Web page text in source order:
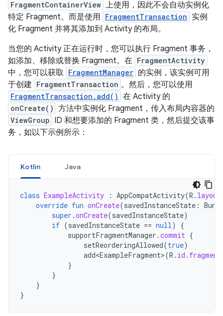
FragmentContainerView 上使用，因此不会自动实例化
特定 Fragment。而是使用 FragmentTransaction 实例
化 Fragment 并将其添加到 Activity 的布局。
当您的 Activity 正在运行时，您可以执行 Fragment 事务，
如添加、移除或替换 Fragment。在 FragmentActivity
中，您可以获取 FragmentManager 的实例，该实例可用
于创建 FragmentTransaction 。然后，您可以使用
FragmentTransaction.add() 在 Activity 的
onCreate() 方法中实例化 Fragment，传入布局内容器的
ViewGroup ID 和想要添加的 Fragment 类，然后提交该事
务，如以下示例所示：
Kotlin Java
class ExampleActivity : AppCompatActivity(R . layout
override fun onCreate(savedInstanceState :
super .onCreate(savedInstanceState)
if (savedInstanceState == null)
{
supportFragmentManager .commit {
setReorderingAllowed(true)
add<ExampleFragment>(R . id .
}
}
}
}